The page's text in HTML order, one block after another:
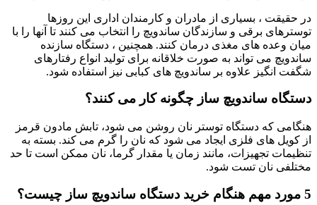
در حقیقت ، بسیاری از مادران و کارمندان اداری این روزها
توسترهای برقی و سازندگان ساندویچ را انتخاب می کنند تا آنها را با
میان وعده های مغذی درمان کنند. همچنین ، دستگاه سازنده
ساندویچ می تواند به صورت خلاقانه برای تولید انواع رفتارهای
شگفت انگیز علاوه بر ساندویچ های کبابی نیز استفاده شود.
دستگاه ساندویچ ساز چگونه کار می کنند؟
هنگامی که دستگاه توستر نان روشن می شود، تابش مادون قرمز
از کویل های فلزی ایجاد می شود که نان را گرم می کند. بسته به
تنظیمات تجهیزات، مانند زمان یا مقدار گرما، نان ممکن است تا حد
مختلفی نان تست شود.
5 مورد مهم هنگام خرید دستگاه ساندویچ ساز چیست؟